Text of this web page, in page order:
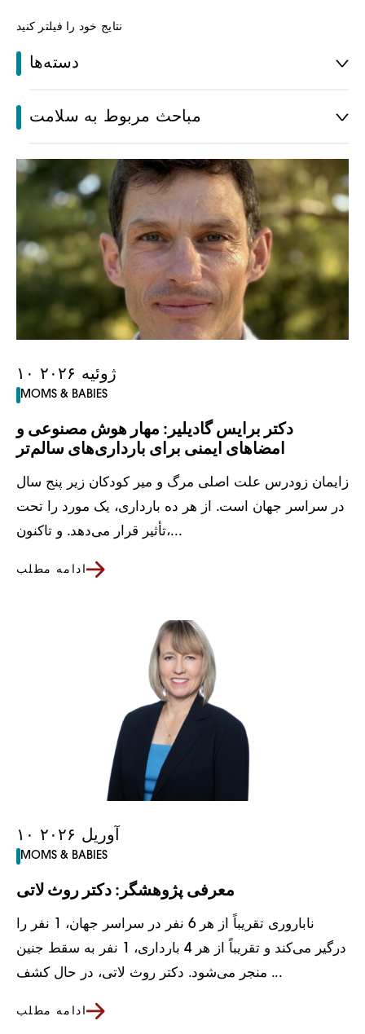
نتایج خود را فیلتر کنید
دسته‌ها
مباحث مربوط به سلامت
۱۰ ژوئیه ۲۰۲۶
MOMS & BABIES
دکتر برایس گادیلیر: مهار هوش مصنوعی و
زایمان زودرس علت اصلی مرگ و میر کودکان زیر پنج سال
در سراسر جهان است. از هر ده بارداری، یک مورد را تحت
تأثیر قرار می‌دهد. و تاکنون،...
ادامه مطلب
۱۰ آوریل ۲۰۲۶
MOMS & BABIES
معرفی پژوهشگر: دکتر روث لاتی
ناباروری تقریباً از هر 6 نفر در سراسر جهان، 1 نفر را
درگیر می‌کند و تقریباً از هر 4 بارداری، 1 نفر به سقط جنین
منجر می‌شود. دکتر روث لاتی، در حال کشف ...
ادامه مطلب